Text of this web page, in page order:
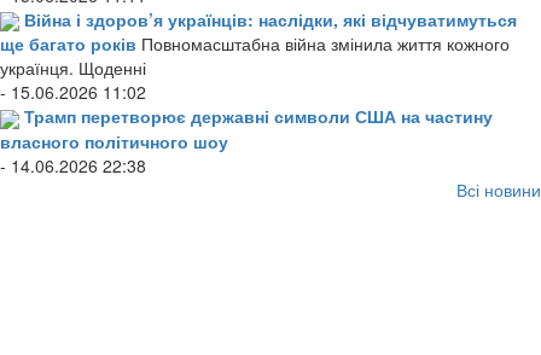
Війна і здоров’я українців: наслідки, які відчуватимуться
ще багато років Повномасштабна війна змінила життя кожного
українця. Щоденні
- 15.06.2026 11:02
Трамп перетворює державні символи США на частину
власного політичного шоу
- 14.06.2026 22:38
Всі новини